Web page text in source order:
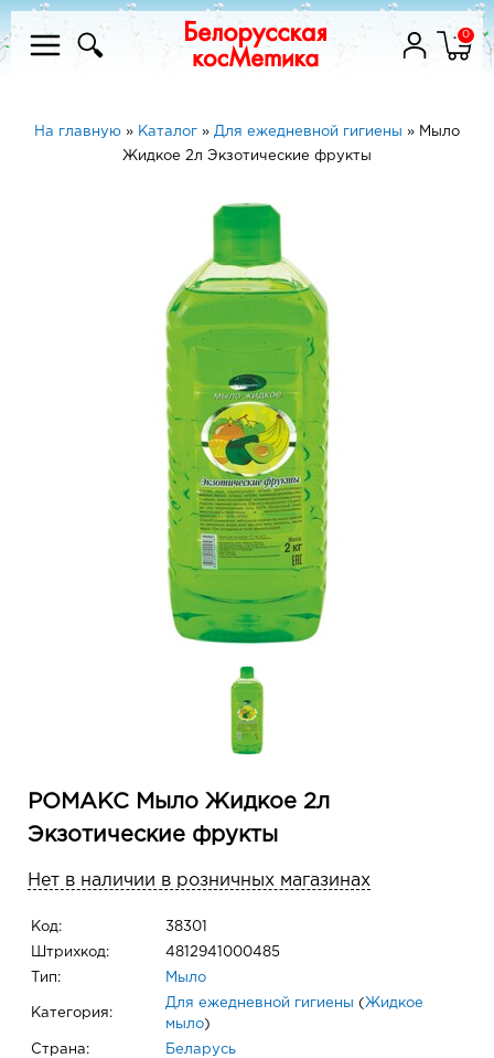
0
На главную » Каталог » Для ежедневной гигиены » Мыло
Жидкое 2л Экзотические фрукты
РОМАКС Мыло Жидкое 2л
Экзотические фрукты
Нет в наличии в розничных магазинах
Код: 38301
Штрихкод: 4812941000485
Тип: Мыло
Категория:
Для ежедневной гигиены ( Жидкое
мыло)
Страна: Беларусь